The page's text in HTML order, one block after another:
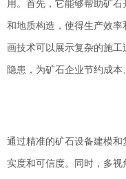
用。首先，它能够帮助矿
和地质构造，使得生产效
画技术可以展示复杂的施
隐患，为矿石企业节约成本
通过精准的矿石设备建模
实度和可信度。同时，多